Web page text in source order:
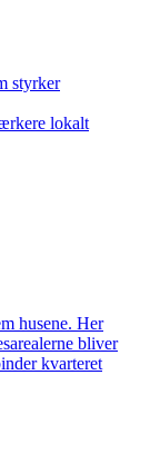
styrker
lokalt
husene. Her
bliver
kvarteret